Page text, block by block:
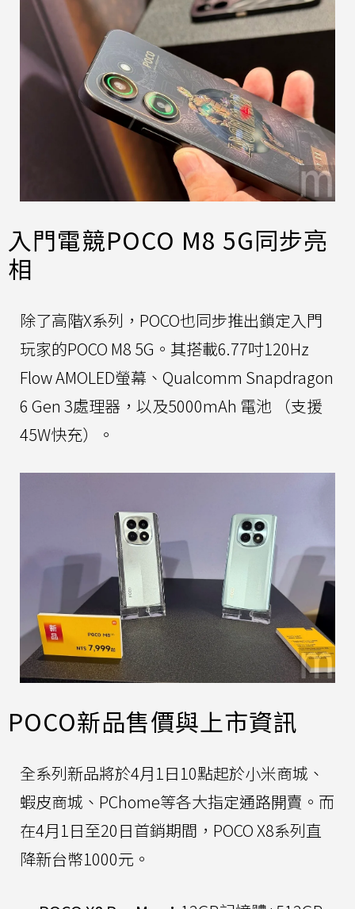
入門電競POCO M8 5G同步亮
相
除了高階X系列，POCO也同步推出鎖定入門
玩家的POCO M8 5G。其搭載6.77吋120Hz
Flow AMOLED螢幕、Qualcomm Snapdragon
6 Gen 3處理器，以及5000mAh 電池 （支援
45W快充）。
POCO新品售價與上市資訊
全系列新品將於4月1日10點起於小米商城、
蝦皮商城、PChome等各大指定通路開賣。而
在4月1日至20日首銷期間，POCO X8系列直
降新台幣1000元。